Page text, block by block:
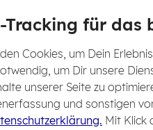
Tracking für das
Cookies, um Dein
um Dir unsere
unserer Seite zu
und sonstigen
Mit Klick
Im